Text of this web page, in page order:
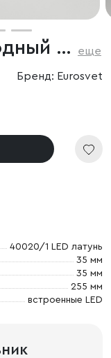
Настенный светодиодный светильник с поворотным механизмом еще
Бренд: Eurosvet
40020/1 LED латунь
35 мм
35 мм
255 мм
встроенные LED